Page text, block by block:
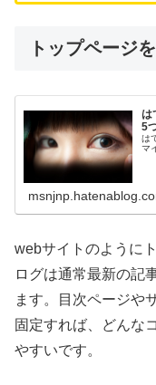
トップページ
は
5
は
マ
webサイトのように
ログは通常最新の記
ます。目次ページや
固定すれば、どんな
やすいです。